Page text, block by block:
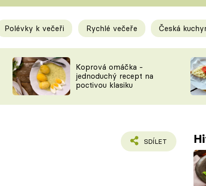
Tipy a triky
KAM ZA JÍDLEM
VYCHYTÁVKY
ČASOPIS
Polévky k večeři Rychlé večeře Česká
Koprová omáčka -
jednoduchý recept na
poctivou klasiku
SDÍLET